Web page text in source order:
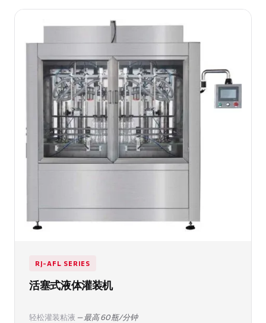
RJ-AFL SERIES
活塞式液体灌装机
轻松灌装粘液 — 最高 60 瓶/分钟